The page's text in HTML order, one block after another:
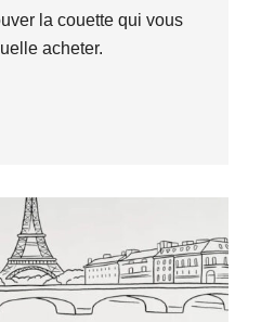
la couette qui vous
acheter.